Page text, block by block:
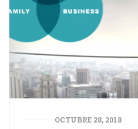
OCTUBRE 28, 2018